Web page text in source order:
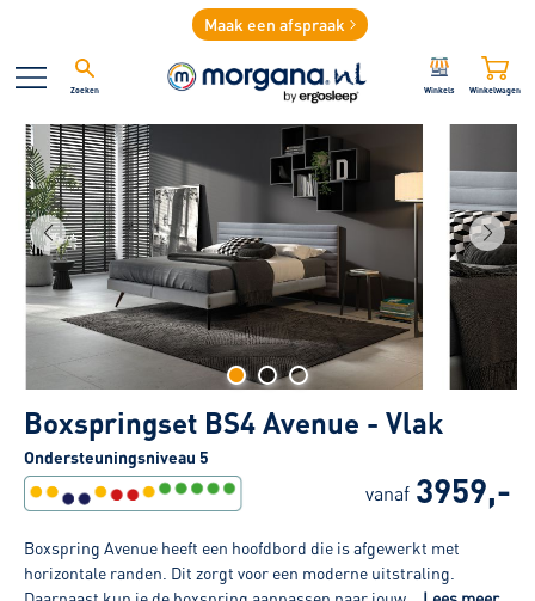
Maak een afspraak
Zoeken Winkels Winkelwagen
Boxspringset BS4 Avenue - Vlak
Ondersteuningsniveau 5
vanaf 3959,-
Boxspring Avenue heeft een hoofdbord die is afgewerkt met
horizontale randen. Dit zorgt voor een moderne uitstraling.